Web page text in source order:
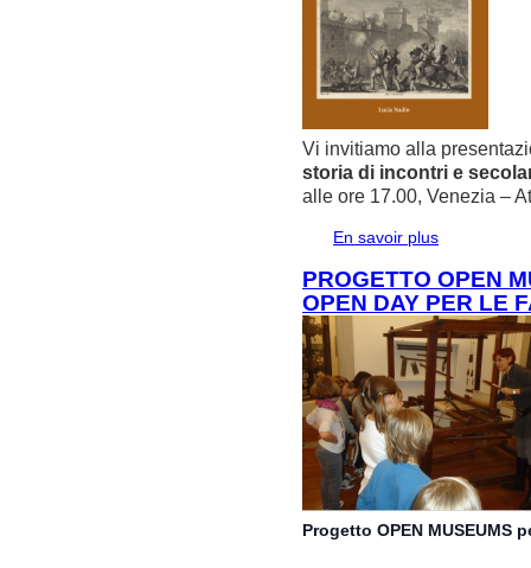
Vi invitiamo alla
storia di incontri e
alle ore 17.00, Venezia –
En savoir plus
PROGETTO OPEN
OPEN DAY PER LE
Progetto OPEN MUSEUMS